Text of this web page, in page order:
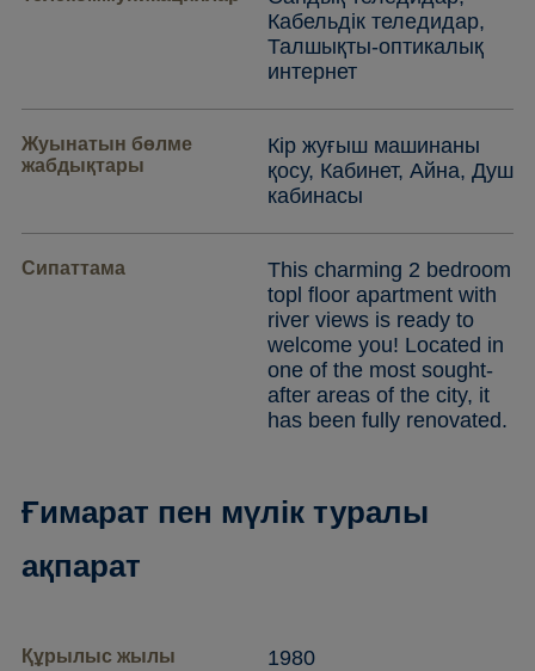
Кабельдік теледидар,
Талшықты-оптикалық
интернет
Жуынатын бөлме
жабдықтары
Кір жуғыш машинаны
қосу, Кабинет, Айна, Душ
кабинасы
Сипаттама
This charming 2 bedroom
topl floor apartment with
river views is ready to
welcome you! Located in
one of the most sought-
after areas of the city, it
has been fully renovated.
Ғимарат пен мүлік туралы
ақпарат
Құрылыс жылы 1980